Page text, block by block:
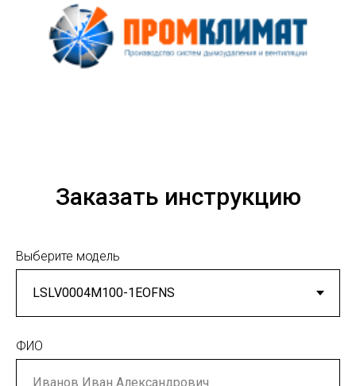
Заказать инструкцию
Выберите модель
ФИО